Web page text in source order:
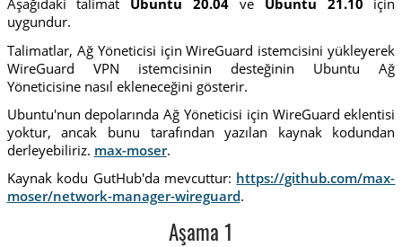
Aşağıdaki talimat Ubuntu 20.04 ve Ubuntu 21.10 için
uygundur.
Talimatlar, Ağ Yöneticisi için WireGuard istemcisini yükleyerek
WireGuard VPN istemcisinin desteğinin Ubuntu Ağ
Yöneticisine nasıl ekleneceğini gösterir.
Ubuntu'nun depolarında Ağ Yöneticisi için WireGuard eklentisi
yoktur, ancak bunu tarafından yazılan kaynak kodundan
derleyebiliriz. max-moser.
Kaynak kodu GutHub'da mevcuttur: https://github.com/max-
moser/network-manager-wireguard.
Aşama 1